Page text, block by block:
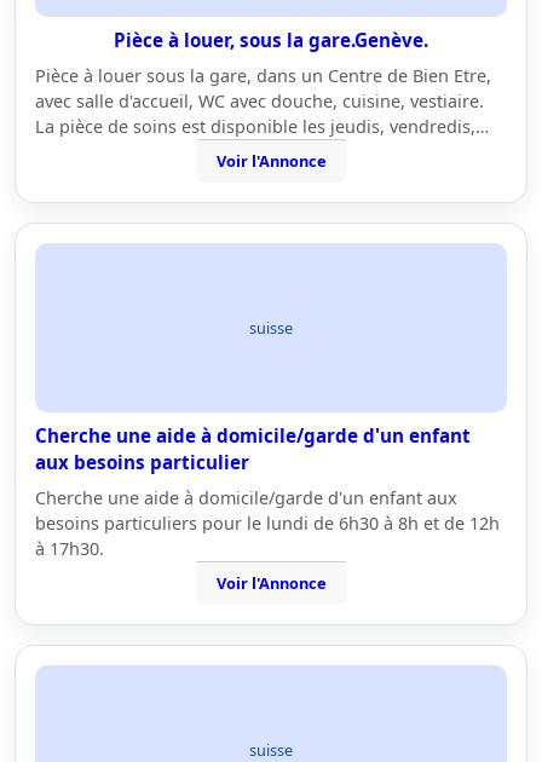
Pièce à louer, sous la gare.Genève.
Pièce à louer sous la gare, dans un Centre de Bien Etre,
avec salle d'accueil, WC avec douche, cuisine, vestiaire.
La pièce de soins est disponible les jeudis, vendredis,…
Voir l'Annonce
suisse
Cherche une aide à domicile/garde d'un enfant
aux besoins particulier
Cherche une aide à domicile/garde d'un enfant aux
besoins particuliers pour le lundi de 6h30 à 8h et de 12h
à 17h30.
Voir l'Annonce
suisse